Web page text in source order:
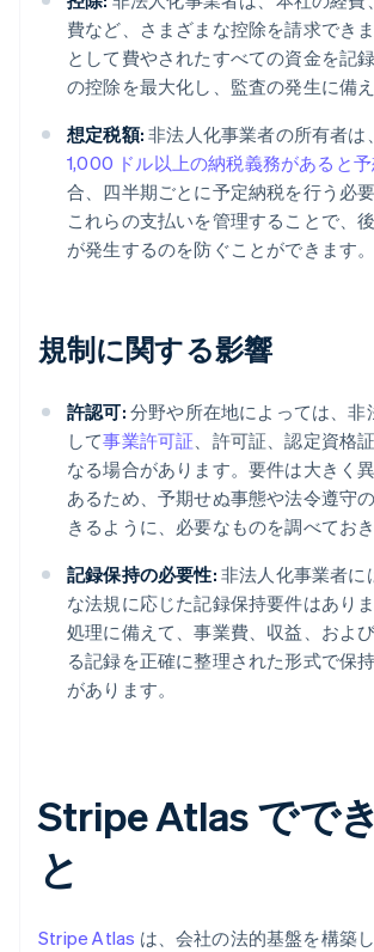
費など、さまざまな控除を請求でき
として費やされたすべての資金を記
の控除を最大化し、監査の発生に備え
想定税額: 非法人化事業者の所有者は
1,000 ドル以上の納税義務があると
合、四半期ごとに予定納税を行う必要
これらの支払いを管理することで、
が発生するのを防ぐことができます。
規制に関する影響
許認可: 分野や所在地によっては、非
して事業許可証、許可証、認定資格
なる場合があります。要件は大きく
あるため、予期せぬ事態や法令遵守
きるように、必要なものを調べておき
記録保持の必要性: 非法人化事業者に
な法規に応じた記録保持要件はあり
処理に備えて、事業費、収益、およ
る記録を正確に整理された形式で保
があります。
Stripe Atlas でで
と
Stripe Atlas は、会社の法的基盤を構築